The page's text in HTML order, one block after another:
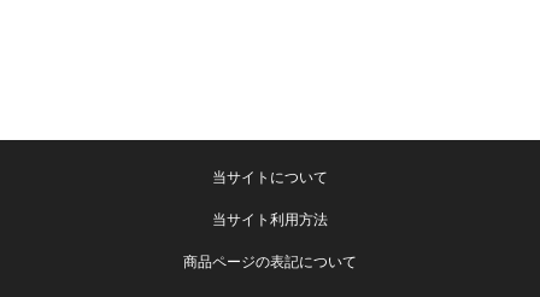
当サイトについて
当サイト利用方法
商品ページの表記について